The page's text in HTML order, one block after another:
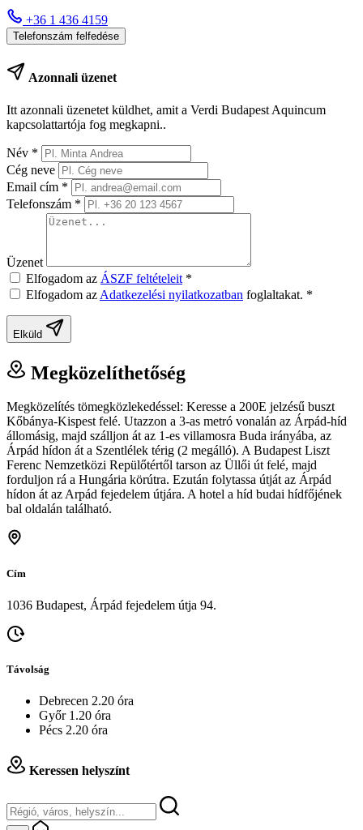
+36 1 436 4159
Telefonszám felfedése
Azonnali üzenet
Itt azonnali üzenetet küldhet, amit a Verdi Budapest Aquincum
kapcsolattartója fog megkapni..
Név *
Cég neve
Email cím *
Telefonszám *
Üzenet
Elfogadom az ÁSZF feltételeit *
Elfogadom az Adatkezelési nyilatkozatban foglaltakat. *
Elküld
Megközelíthetőség
Megközelítés tömegközlekedéssel: Keresse a 200E jelzésű buszt
Kőbánya-Kispest felé. Utazzon a 3-as metró vonalán az Árpád-híd
állomásig, majd szálljon át az 1-es villamosra Buda irányába, az
Árpád hídon át a Szentlélek térig (2 megálló). A Budapest Liszt
Ferenc Nemzetközi Repülőtértől tarson az Üllői út felé, majd
forduljon rá a Hungária körútra. Ezután folytassa útját az Árpád
hídon át az Arpád fejedelem útjára. A hotel a híd budai hídfőjének
bal oldalán található.
Cím
1036 Budapest, Árpád fejedelem útja 94.
Távolság
Debrecen 2.20 óra
Győr 1.20 óra
Pécs 2.20 óra
Keressen helyszínt